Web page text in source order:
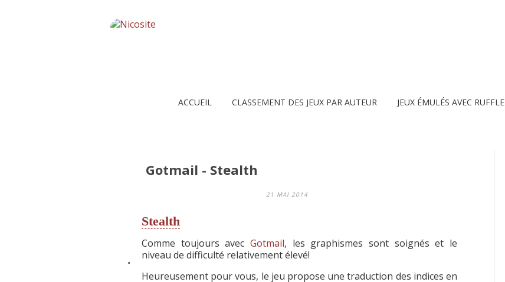
ACCUEIL CLASSEMENT DES JEUX PAR AUTEUR JEUX ÉMULÉS AVEC RUFFLE
Gotmail - Stealth
21 MAI 2014
Stealth
Comme toujours avec Gotmail, les graphismes sont soignés et le
niveau de difficulté relativement élevé!
Heureusement pour vous, le jeu propose une traduction des indices en